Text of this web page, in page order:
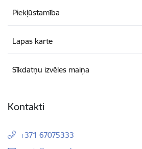
Piekļūstamība
Lapas karte
Sīkdatņu izvēles maiņa
Kontakti
+371 67075333